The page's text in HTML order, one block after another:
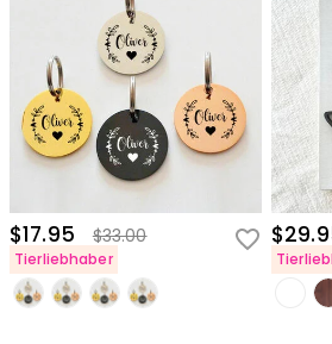
$17.95 $33.00
Tierliebhaber